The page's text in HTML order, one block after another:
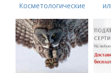
Косметологические